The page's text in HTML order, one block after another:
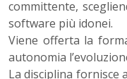
committente,
software più idonei.
Viene offerta la
autonomia
La disciplina fornisce